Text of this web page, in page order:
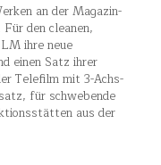
an der Magazin-
den cleanen,
ihre neue
einen Satz ihrer
Telefilm mit 3-Achs-
für schwebende
aus der